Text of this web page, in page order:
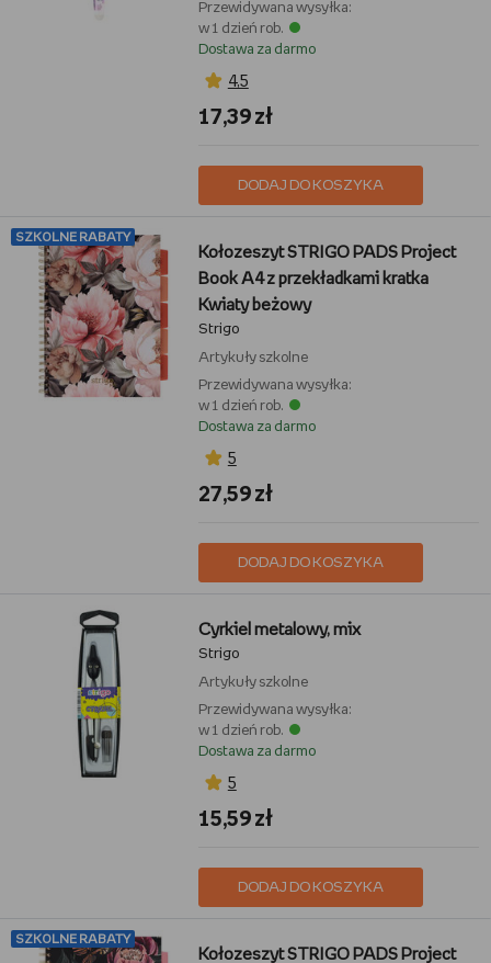
Przewidywana wysyłka:
w 1 dzień rob.
Dostawa za darmo
4,5
17,39 zł
DODAJ DO KOSZYKA
SZKOLNE RABATY
Kołozeszyt STRIGO PADS Project
Book A4 z przekładkami kratka
Kwiaty beżowy
Strigo
Artykuły szkolne
Przewidywana wysyłka:
w 1 dzień rob.
Dostawa za darmo
5
27,59 zł
DODAJ DO KOSZYKA
Cyrkiel metalowy, mix
Strigo
Artykuły szkolne
Przewidywana wysyłka:
w 1 dzień rob.
Dostawa za darmo
5
15,59 zł
DODAJ DO KOSZYKA
SZKOLNE RABATY
Kołozeszyt STRIGO PADS Project